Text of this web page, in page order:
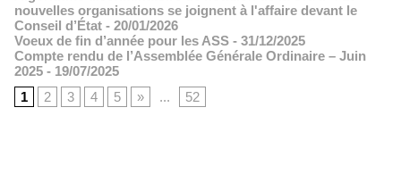
nouvelles organisations se joignent à l'affaire devant le
Conseil d’État - 20/01/2026
Voeux de fin d’année pour les ASS - 31/12/2025
Compte rendu de l’Assemblée Générale Ordinaire – Juin
2025 - 19/07/2025
1
2 3 4 5 » ... 52